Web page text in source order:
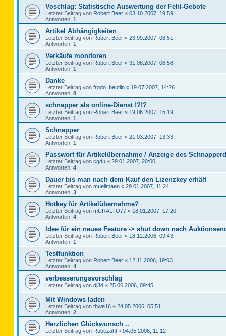
Voschlag: Statistische Auswertung der Fehl-Gebote
Letzter Beitrag von Robert Beer « 03.10.2007, 19:59
Antworten: 1
Artikel Abhängigkeiten
Letzter Beitrag von Robert Beer « 23.09.2007, 08:51
Antworten: 1
Verkäufe monitoren
Letzter Beitrag von Robert Beer « 31.08.2007, 08:58
Antworten: 1
Danke
Letzter Beitrag von frodo..beutlin « 19.07.2007, 14:26
Antworten: 8
schnapper als online-Dienst !?!?
Letzter Beitrag von Robert Beer « 19.06.2007, 15:19
Antworten: 1
Schnapper
Letzter Beitrag von Robert Beer « 21.03.2007, 13:33
Antworten: 1
Passwort für Artikelübernahme / Anzeige des
Letzter Beitrag von cgdu « 29.01.2007, 20:00
Antworten: 4
Dauer bis man nach dem Kauf den Lizenzkey erhält
Letzter Beitrag von muellmaen « 29.01.2007, 11:24
Antworten: 3
Hotkey für Artikelübernahme?
Letzter Beitrag von mURALTO77 « 18.01.2007, 17:20
Antworten: 4
Idee für ein neues Feature -> shut down nach
Letzter Beitrag von Robert Beer « 18.12.2006, 09:43
Antworten: 1
Testfunktion
Letzter Beitrag von Robert Beer « 12.11.2006, 19:03
Antworten: 4
verbesserungsvorschlag
Letzter Beitrag von dj3d « 25.06.2006, 09:45
Mit Windows laden
Letzter Beitrag von thwe16 « 24.05.2006, 05:51
Antworten: 2
Herzlichen Glückwunsch ..
Letzter Beitrag von Rübezahl « 04.05.2006, 11:12